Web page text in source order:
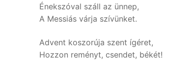
Énekszóval száll az ünnep,
A Messiás várja szívünket.
Advent koszorúja szent ígéret,
Hozzon reményt, csendet, békét!